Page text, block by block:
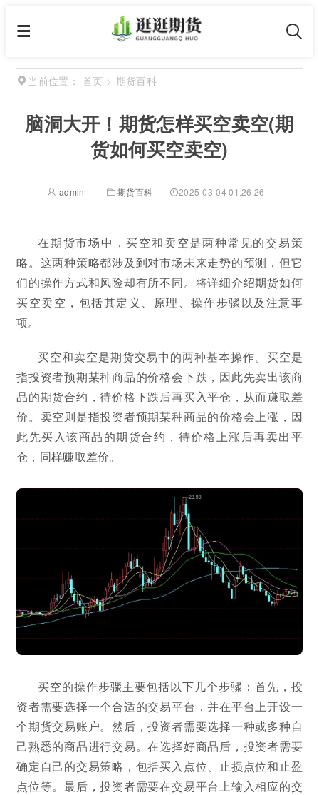
当前位置： 首页 > 期货百科
脑洞大开！期货怎样买空卖空(期
货如何买空卖空)
admin 期货百科 2025-03-04 01:26:26
在期货市场中，买空和卖空是两种常见的交易策
略。这两种策略都涉及到对市场未来走势的预测，但它
们的操作方式和风险却有所不同。将详细介绍期货如何
买空卖空，包括其定义、原理、操作步骤以及注意事
项。
买空和卖空是期货交易中的两种基本操作。买空是
指投资者预期某种商品的价格会下跌，因此先卖出该商
品的期货合约，待价格下跌后再买入平仓，从而赚取差
价。卖空则是指投资者预期某种商品的价格会上涨，因
此先买入该商品的期货合约，待价格上涨后再卖出平
仓，同样赚取差价。
买空的操作步骤主要包括以下几个步骤：首先，投
资者需要选择一个合适的交易平台，并在平台上开设一
个期货交易账户。然后，投资者需要选择一种或多种自
己熟悉的商品进行交易。在选择好商品后，投资者需要
确定自己的交易策略，包括买入点位、止损点位和止盈
点位等。最后，投资者需要在交易平台上输入相应的交